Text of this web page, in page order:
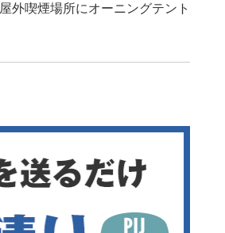
屋外喫煙場所にオーニングテント